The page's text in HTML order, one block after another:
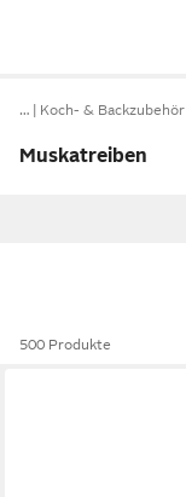
… Koch- & Backzubehör
Muskatreiben
500 Produkte